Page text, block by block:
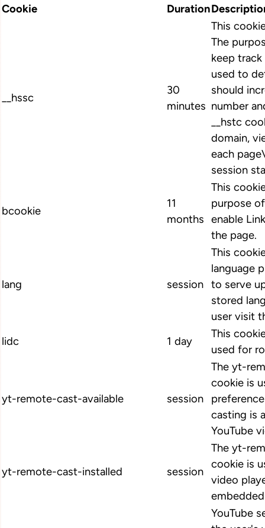
Cookie
Duration
__hssc
30
minutes
This
The
keep track
used to
should
number
__hstc
domain,
each
session
bcookie
11
months
This
purpose
enable
the page.
lang session
This
language
to serve
stored
user visit
lidc
1 day
This
used for
yt-remote-cast-available session
The yt-
cookie is
casting is
YouTube
yt-remote-cast-installed session
The yt-
cookie is
video
YouTube